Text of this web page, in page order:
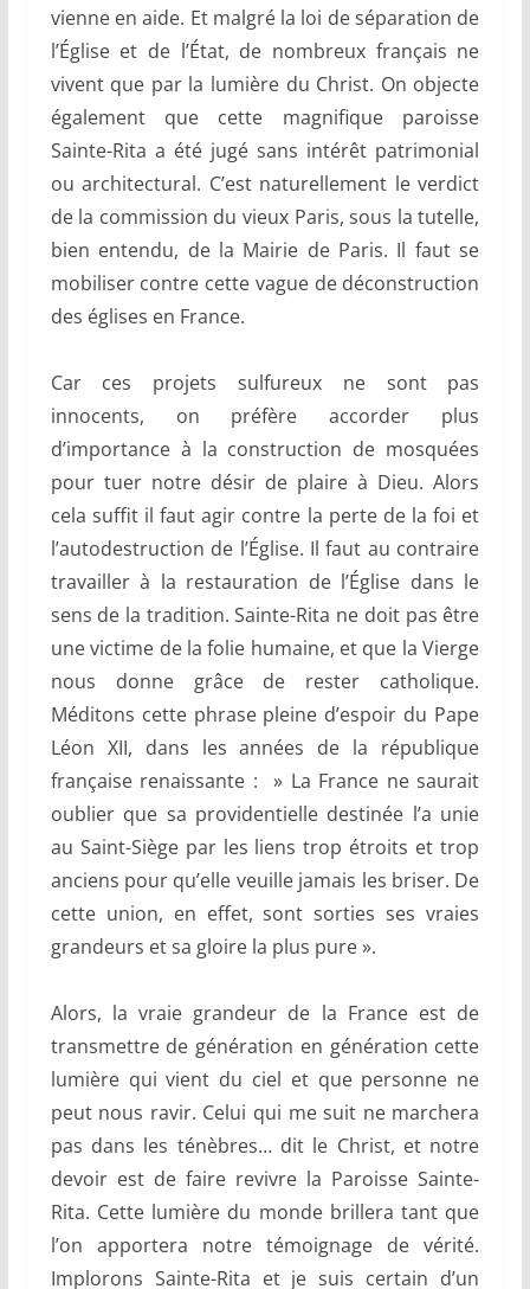
vienne en aide. Et malgré la loi de séparation de
l’Église et de l’État, de nombreux français ne
vivent que par la lumière du Christ. On objecte
également que cette magnifique paroisse
Sainte-Rita a été jugé sans intérêt patrimonial
ou architectural. C’est naturellement le verdict
de la commission du vieux Paris, sous la tutelle,
bien entendu, de la Mairie de Paris. Il faut se
mobiliser contre cette vague de déconstruction
des églises en France.
Car ces projets sulfureux ne sont pas
innocents, on préfère accorder plus
d’importance à la construction de mosquées
pour tuer notre désir de plaire à Dieu. Alors
cela suffit il faut agir contre la perte de la foi et
l’autodestruction de l’Église. Il faut au contraire
travailler à la restauration de l’Église dans le
sens de la tradition. Sainte-Rita ne doit pas être
une victime de la folie humaine, et que la Vierge
nous donne grâce de rester catholique.
Méditons cette phrase pleine d’espoir du Pape
Léon XII, dans les années de la république
française renaissante : » La France ne saurait
oublier que sa providentielle destinée l’a unie
au Saint-Siège par les liens trop étroits et trop
anciens pour qu’elle veuille jamais les briser. De
cette union, en effet, sont sorties ses vraies
grandeurs et sa gloire la plus pure ».
Alors, la vraie grandeur de la France est de
transmettre de génération en génération cette
lumière qui vient du ciel et que personne ne
peut nous ravir. Celui qui me suit ne marchera
pas dans les ténèbres… dit le Christ, et notre
devoir est de faire revivre la Paroisse Sainte-
Rita. Cette lumière du monde brillera tant que
l’on apportera notre témoignage de vérité.
Implorons Sainte-Rita et je suis certain d’un